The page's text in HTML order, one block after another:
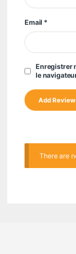
Email *
Enregistrer
le
There are